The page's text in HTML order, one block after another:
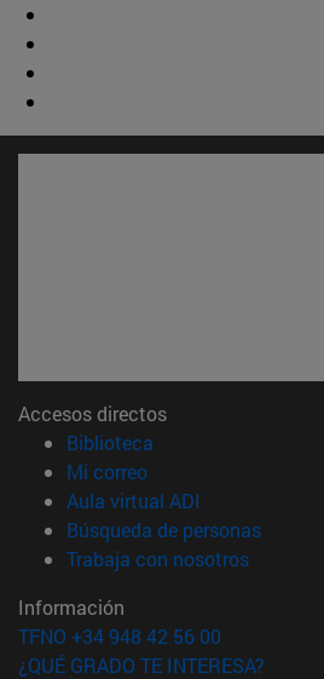
Accesos directos
Biblioteca
Mi correo(abre en nueva
Aula virtual ADI
Búsqueda de personas(abre
Trabaja con nosotros(abre en
Información
TFNO +34 948 42 56 00
¿QUÉ GRADO TE INTERESA?